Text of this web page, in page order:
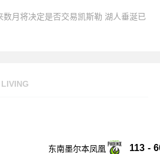
月将决定是否交易凯斯勒 湖人垂涎已
东南墨尔本凤凰 113 -